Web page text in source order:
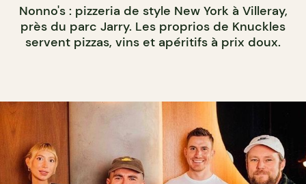
Nonno's : pizzeria de style New York à Villeray,
près du parc Jarry. Les proprios de Knuckles
servent pizzas, vins et apéritifs à prix doux.